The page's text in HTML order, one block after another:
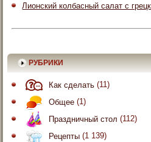
Лионский колбасный салат с
РУБРИКИ
Как сделать (11)
Общее (1)
Праздничный стол (112)
Рецепты (1 139)